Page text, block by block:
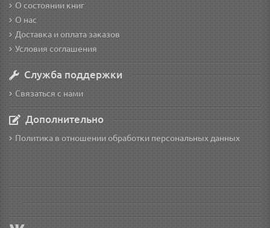
О состоянии книг
О нас
Доставка и оплата заказов
Условия соглашения
Служба поддержки
Связаться с нами
Дополнительно
Политика в отношении обработки персональных данных